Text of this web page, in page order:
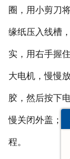
圈，用小剪刀
缘纸压入线槽
实，用右手握住
大电机，慢慢
胶，然后按下
慢关闭外盖；
程。